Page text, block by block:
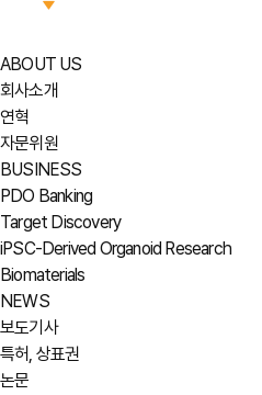
ABOUT US
회사소개
연혁
자문위원
BUSINESS
PDO Banking
Target Discovery
iPSC-Derived Organoid Research
Biomaterials
NEWS
보도기사
특허, 상표권
논문